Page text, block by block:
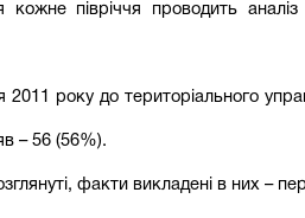
кожне півріччя проводить
2011 року до територіального
– 56 (56%).
факти викладені в них –